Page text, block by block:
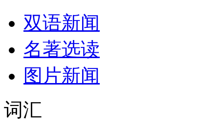
双语新闻
名著选读
图片新闻
词汇